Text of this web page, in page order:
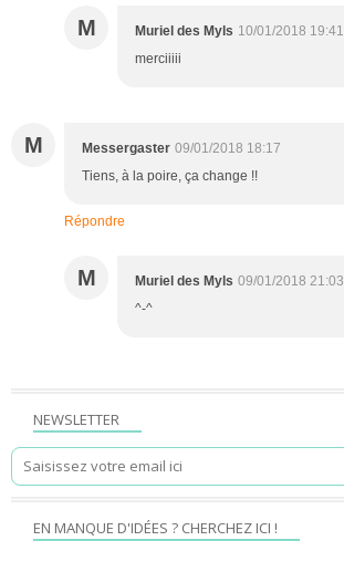
M Muriel des Myls 10/01/2018 19:41
merciiiii
M Messergaster 09/01/2018 18:17
Tiens, à la poire, ça change !!
Répondre
M Muriel des Myls 09/01/2018 21:03
^-^
NEWSLETTER
EN MANQUE D'IDÉES ? CHERCHEZ ICI !